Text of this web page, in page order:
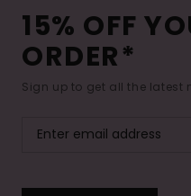
15% OFF
ORDER*
Sign up to get all the latest